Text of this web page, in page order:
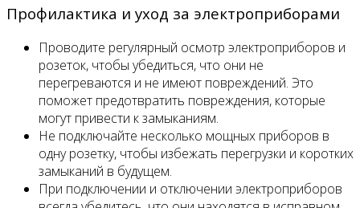
Профилактика и уход за электроприборами
Проводите регулярный осмотр электроприборов и
розеток, чтобы убедиться, что они не
перегреваются и не имеют повреждений. Это
поможет предотвратить повреждения, которые
могут привести к замыканиям.
Не подключайте несколько мощных приборов в
одну розетку, чтобы избежать перегрузки и коротких
замыканий в будущем.
При подключении и отключении электроприборов